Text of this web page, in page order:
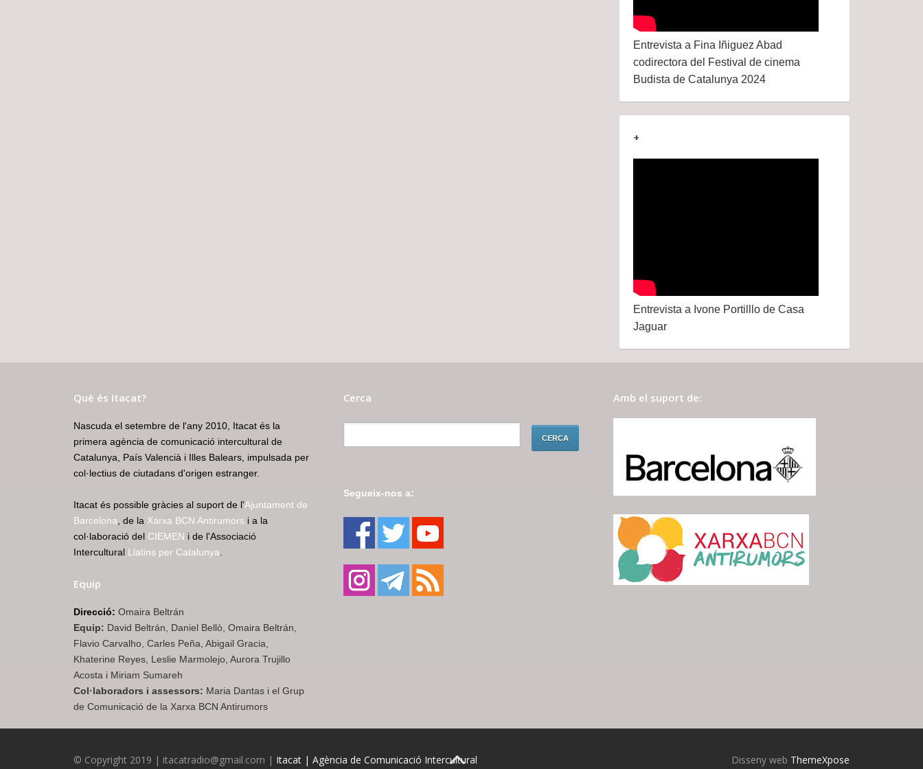
Entrevista a Fina Iñiguez Abad
codirectora del Festival de cinema
Budista de Catalunya 2024
+
Entrevista a Ivone Portilllo de Casa
Jaguar
Què és Itacat?
Nascuda el setembre de l'any 2010, Itacat és la
primera agència de comunicació intercultural de
Catalunya, País Valencià i Illes Balears, impulsada per
col·lectius de ciutadans d'origen estranger.
Itacat és possible gràcies al suport de l'Ajuntament de
Barcelona , de la Xarxa BCN Antirumors i a la
col·laboració del CIEMEN i de l'Associació
Intercultural Llatins per Catalunya
Equip
Direcció: Omaira Beltrán
Equip: David Beltrán, Daniel Bellò, Omaira Beltrán,
Flavio Carvalho, Carles Peña, Abigail Gracia,
Khaterine Reyes, Leslie Marmolejo, Aurora Trujillo
Acosta i Miriam Sumareh
Col·laboradors i assessors: Maria Dantas i el Grup
de Comunicació de la Xarxa BCN Antirumors
Cerca
Segueix-nos a:
Amb el suport de:
© Copyright 2019 | itacatradio@gmail.com | Itacat | Agència de Comunicació Intercultural Disseny web ThemeXpose
BACK TO TOP